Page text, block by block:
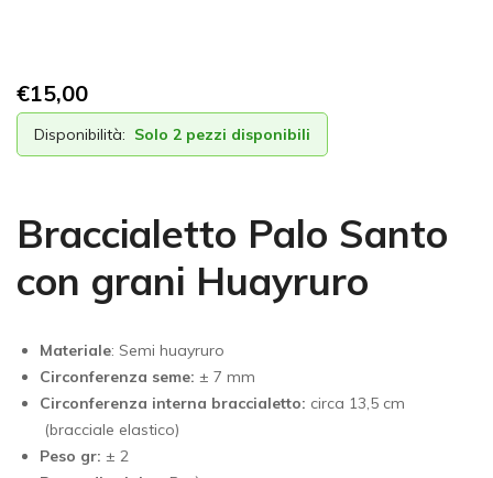
€15,00
Disponibilità: Solo 2 pezzi disponibili
Braccialetto Palo Santo
con grani Huayruro
Materiale: Semi huayruro
Circonferenza seme: ± 7 mm
Circonferenza interna braccialetto: circa 13,5 cm
(bracciale elastico)
Peso gr: ± 2